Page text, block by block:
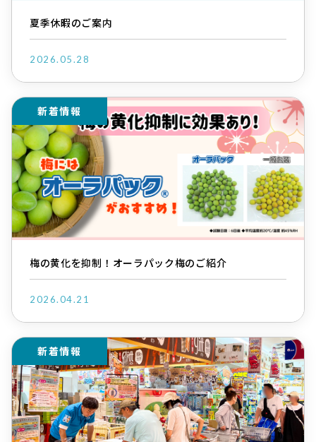
夏季休暇のご案内
2026.05.28
新着情報
梅の黄化を抑制！オーラパック梅のご紹介
2026.04.21
新着情報